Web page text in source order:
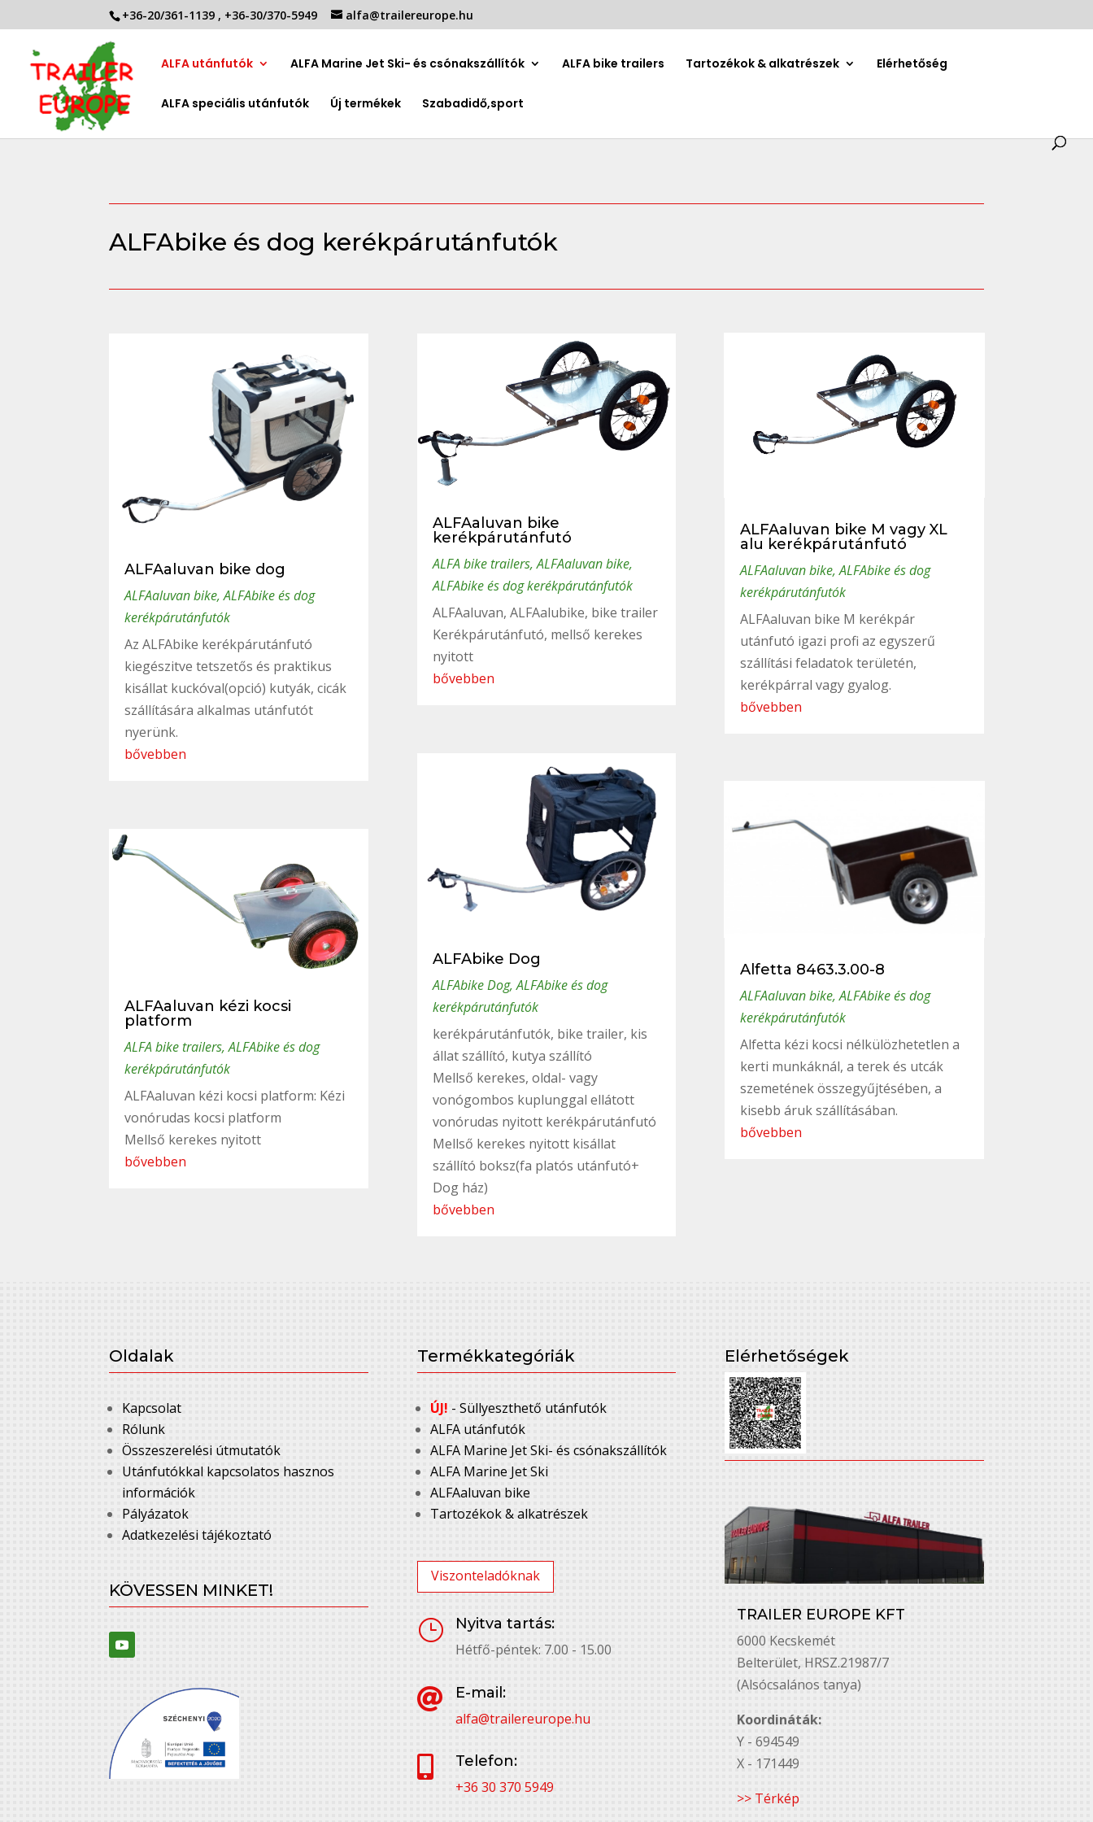
+36-20/361-1139 , +36-30/370-5949 alfa@trailereurope.hu
ALFA utánfutók ALFA Marine Jet Ski- és csónakszállítók ALFA bike trailers Tartozékok & alkatrészek Elérhetőség
ALFA speciális utánfutók Új termékek Szabadidő,sport
ALFAbike és dog kerékpárutánfutók
ALFAaluvan bike dog
ALFAaluvan bike,ALFAbike és dog
kerékpárutánfutók
Az ALFAbike kerékpárutánfutó
kiegészitve tetszetős és praktikus
kisállat kuckóval(opció) kutyák, cicák
szállítására alkalmas utánfutót
nyerünk.
bővebben
ALFAaluvan kézi kocsi
platform
ALFA bike trailers,ALFAbike és dog
kerékpárutánfutók
ALFAaluvan kézi kocsi platform: Kézi
vonórudas kocsi platform
Mellső kerekes nyitott
bővebben
ALFAaluvan bike
kerékpárutánfutó
ALFA bike trailers,ALFAaluvan bike,
ALFAbike és dog kerékpárutánfutók
ALFAaluvan, ALFAalubike, bike trailer
Kerékpárutánfutó, mellső kerekes
nyitott
bővebben
ALFAbike Dog
ALFAbike Dog,ALFAbike és dog
kerékpárutánfutók
kerékpárutánfutók, bike trailer, kis
állat szállító, kutya szállító
Mellső kerekes, oldal- vagy
vonógombos kuplunggal ellátott
vonórudas nyitott kerékpárutánfutó
Mellső kerekes nyitott kisállat
szállító boksz(fa platós utánfutó+
Dog ház)
bővebben
ALFAaluvan bike M vagy XL
alu kerékpárutánfutó
ALFAaluvan bike,ALFAbike és dog
kerékpárutánfutók
ALFAaluvan bike M kerékpár
utánfutó igazi profi az egyszerű
szállítási feladatok területén,
kerékpárral vagy gyalog.
bővebben
Alfetta 8463.3.00-8
ALFAaluvan bike,ALFAbike és dog
kerékpárutánfutók
Alfetta kézi kocsi nélkülözhetetlen a
kerti munkáknál, a terek és utcák
szemetének összegyűjtésében, a
kisebb áruk szállításában.
bővebben
Oldalak
Kapcsolat
Rólunk
Összeszerelési útmutatók
Utánfutókkal kapcsolatos hasznos
információk
Pályázatok
Adatkezelési tájékoztató
KÖVESSEN MINKET!
Termékkategóriák
ÚJ! - Süllyeszthető utánfutók
ALFA utánfutók
ALFA Marine Jet Ski- és csónakszállítók
ALFA Marine Jet Ski
ALFAaluvan bike
Tartozékok & alkatrészek
Viszonteladóknak
}
Nyitva tartás:
Hétfő-péntek: 7.00 - 15.00

E-mail:
alfa@trailereurope.hu

Telefon:
+36 30 370 5949
Elérhetőségek
TRAILER EUROPE KFT
6000 Kecskemét
Belterület, HRSZ.21987/7
(Alsócsalános tanya)
Koordináták:
Y - 694549
X - 171449
>> Térkép